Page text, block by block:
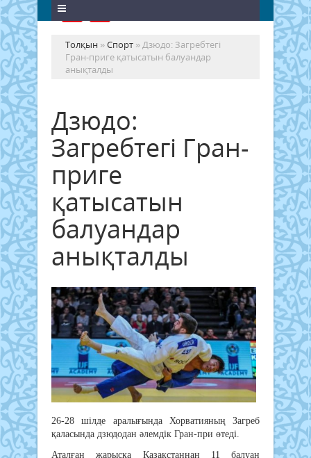
Толқын »Спорт » Дзюдо: Загребтегі
Гран-приге қатысатын балуандар
анықталды
Дзюдо:
Загребтегі Гран-
приге
қатысатын
балуандар
анықталды
26-28 шілде аралығында Хорватияның Загреб
қаласында дзюдодан әлемдік Гран-при өтеді.
Аталған жарысқа Қазақстаннан 11 балуан